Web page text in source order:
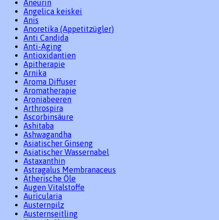
Aneurin
Angelica keiskei
Anis
Anoretika (Appetitzügler)
Anti Candida
Anti-Aging
Antioxidantien
Apitherapie
Arnika
Aroma Diffuser
Aromatherapie
Aroniabeeren
Arthrospira
Ascorbinsäure
Ashitaba
Ashwagandha
Asiatischer Ginseng
Asiatischer Wassernabel
Astaxanthin
Astragalus Membranaceus
Ätherische Öle
Augen Vitalstoffe
Auricularia
Austernpilz
Austernseitling